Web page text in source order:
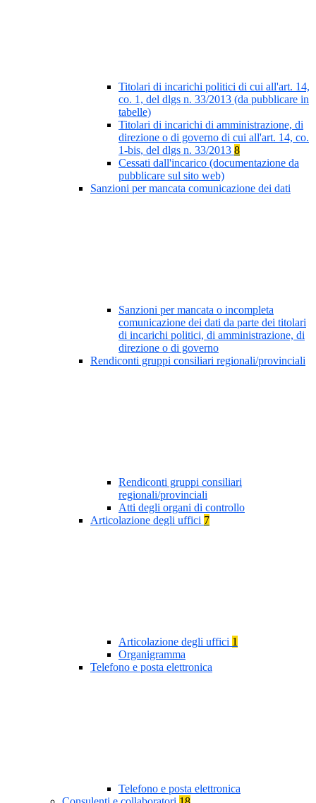
Titolari di incarichi politici di cui all'art. 14,
co. 1, del dlgs n. 33/2013 (da pubblicare in
tabelle)
Titolari di incarichi di amministrazione, di
direzione o di governo di cui all'art. 14, co.
1-bis, del dlgs n. 33/2013 8
Cessati dall'incarico (documentazione da
pubblicare sul sito web)
Sanzioni per mancata comunicazione dei dati
Sanzioni per mancata o incompleta
comunicazione dei dati da parte dei titolari
di incarichi politici, di amministrazione, di
direzione o di governo
Rendiconti gruppi consiliari regionali/provinciali
Rendiconti gruppi consiliari
regionali/provinciali
Atti degli organi di controllo
Articolazione degli uffici 7
Articolazione degli uffici 1
Organigramma
Telefono e posta elettronica
Telefono e posta elettronica